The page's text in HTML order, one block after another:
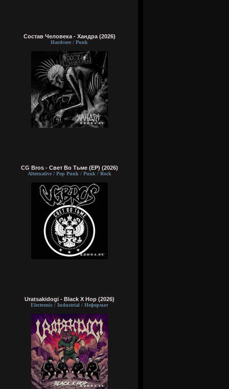
Состав Человека - Хандра (2026)
Hardcore / Punk
CG Bros - Свет Во Тьме (EP) (2026)
Alternative / Pop Punk / Punk / Rock
Uratsakidogi - Black X Hop (2026)
Electronic / Industrial / Неформат